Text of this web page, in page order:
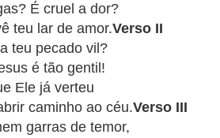
É cruel a dor?
teu lar de amor.Verso II
teu pecado vil?
é tão gentil!
Ele já verteu
caminho ao céu.Verso III
garras de temor,